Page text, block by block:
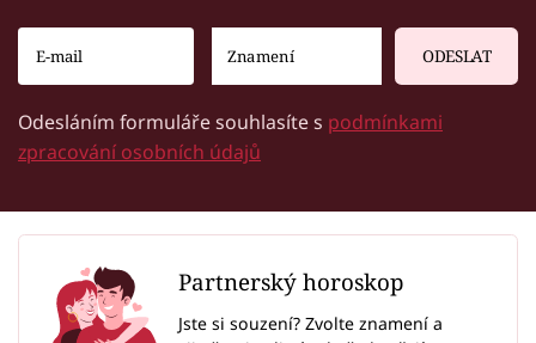
ODESLAT
Odesláním formuláře souhlasíte s podmínkami
zpracování osobních údajů
Partnerský horoskop
Jste si souzení? Zvolte znamení a